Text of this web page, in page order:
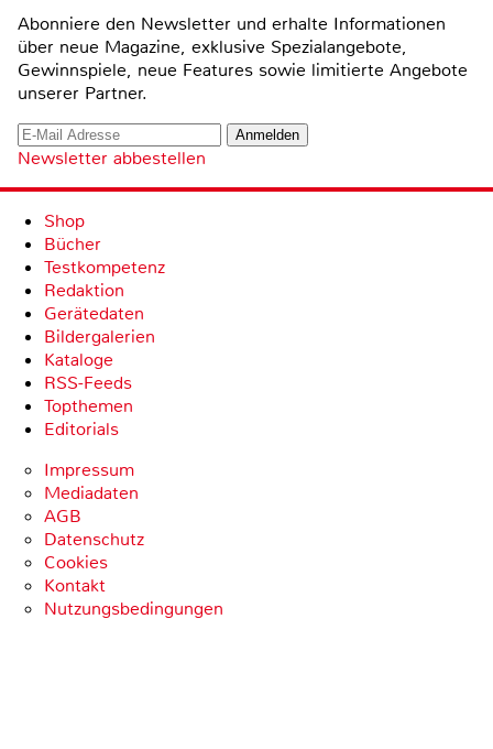
Abonniere den Newsletter und erhalte Informationen
über neue Magazine, exklusive Spezialangebote,
Gewinnspiele, neue Features sowie limitierte Angebote
unserer Partner.
Newsletter abbestellen
Shop
Bücher
Testkompetenz
Redaktion
Gerätedaten
Bildergalerien
Kataloge
RSS-Feeds
Topthemen
Editorials
Impressum
Mediadaten
AGB
Datenschutz
Cookies
Kontakt
Nutzungsbedingungen